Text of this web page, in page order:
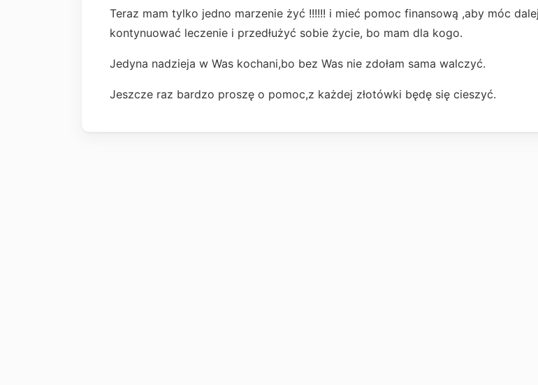
Teraz mam tylko jedno marzenie żyć !!!!!! i mieć pomoc finansową ,aby móc dalej
kontynuować leczenie i przedłużyć sobie życie, bo mam dla kogo.
Jedyna nadzieja w Was kochani,bo bez Was nie zdołam sama walczyć.
Jeszcze raz bardzo proszę o pomoc,z każdej złotówki będę się cieszyć.